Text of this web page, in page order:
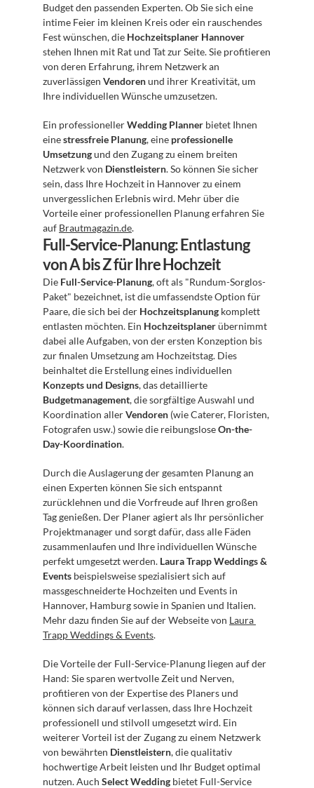
Budget den passenden Experten. Ob Sie sich eine
intime Feier im kleinen Kreis oder ein rauschendes
Fest wünschen, die Hochzeitsplaner Hannover
stehen Ihnen mit Rat und Tat zur Seite. Sie profitieren
von deren Erfahrung, ihrem Netzwerk an
zuverlässigen Vendoren und ihrer Kreativität, um
Ihre individuellen Wünsche umzusetzen.
Ein professioneller Wedding Planner bietet Ihnen
eine stressfreie Planung, eine professionelle
Umsetzung und den Zugang zu einem breiten
Netzwerk von Dienstleistern. So können Sie sicher
sein, dass Ihre Hochzeit in Hannover zu einem
unvergesslichen Erlebnis wird. Mehr über die
Vorteile einer professionellen Planung erfahren Sie
auf Brautmagazin.de.
Full-Service-Planung: Entlastung
von A bis Z für Ihre Hochzeit
Die Full-Service-Planung, oft als "Rundum-Sorglos-
Paket" bezeichnet, ist die umfassendste Option für
Paare, die sich bei der Hochzeitsplanung komplett
entlasten möchten. Ein Hochzeitsplaner übernimmt
dabei alle Aufgaben, von der ersten Konzeption bis
zur finalen Umsetzung am Hochzeitstag. Dies
Konzepts und Designs
Budgetmanagement, die sorgfältige Auswahl und
Koordination aller Vendoren (wie Caterer, Floristen,
Fotografen usw.) sowie die reibungslose On-the-
Day-Koordination.
Durch die Auslagerung der gesamten Planung an
einen Experten können Sie sich entspannt
zurücklehnen und die Vorfreude auf Ihren großen
Tag genießen. Der Planer agiert als Ihr persönlicher
Projektmanager und sorgt dafür, dass alle Fäden
zusammenlaufen und Ihre individuellen Wünsche
perfekt umgesetzt werden. Laura Trapp Weddings &
Events beispielsweise spezialisiert sich auf
massgeschneiderte Hochzeiten und Events in
Hannover, Hamburg sowie in Spanien und Italien.
Mehr dazu finden Sie auf der Webseite von Laura
Trapp Weddings & Events.
Die Vorteile der Full-Service-Planung liegen auf der
Hand: Sie sparen wertvolle Zeit und Nerven,
profitieren von der Expertise des Planers und
können sich darauf verlassen, dass Ihre Hochzeit
professionell und stilvoll umgesetzt wird. Ein
weiterer Vorteil ist der Zugang zu einem Netzwerk
von bewährten Dienstleistern, die qualitativ
hochwertige Arbeit leisten und Ihr Budget optimal
nutzen. Auch Select Wedding